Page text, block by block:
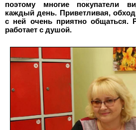
поэтому многие покупатели
каждый день. Приветливая,
с ней очень приятно общаться.
работает с душой.